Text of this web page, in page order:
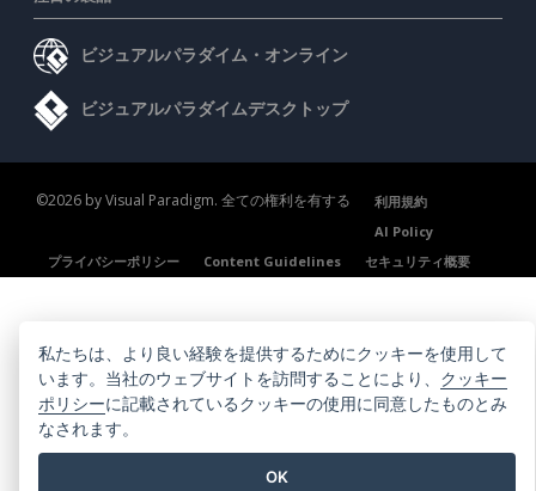
ビジュアルパラダイム・オンライン
ビジュアルパラダイムデスクトップ
©2026 by Visual Paradigm. 全ての権利を有する
利用規約
AI Policy
プライバシーポリシー
Content Guidelines セキュリティ概要
私たちは、より良い経験を提供するためにクッキーを使用して
います。当社のウェブサイトを訪問することにより、 クッキー
ポリシーに記載されているクッキーの使用に同意したものとみ
なされます。
OK